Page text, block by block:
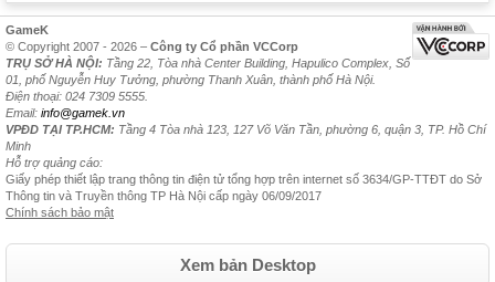
GameK
© Copyright 2007 - 2026 – Công ty Cổ phần VCCorp
TRỤ SỞ HÀ NỘI: Tầng 22, Tòa nhà Center Building, Hapulico Complex, Số
01, phố Nguyễn Huy Tưởng, phường Thanh Xuân, thành phố Hà Nội.
Điện thoại: 024 7309 5555.
Email: info@gamek.vn
VPĐD TẠI TP.HCM: Tầng 4 Tòa nhà 123, 127 Võ Văn Tần, phường 6, quận 3, TP. Hồ Chí
Minh
Hỗ trợ quảng cáo:
Giấy phép thiết lập trang thông tin điện tử tổng hợp trên internet số 3634/GP-TTĐT do Sở
Thông tin và Truyền thông TP Hà Nội cấp ngày 06/09/2017
Chính sách bảo mật
Xem bản Desktop